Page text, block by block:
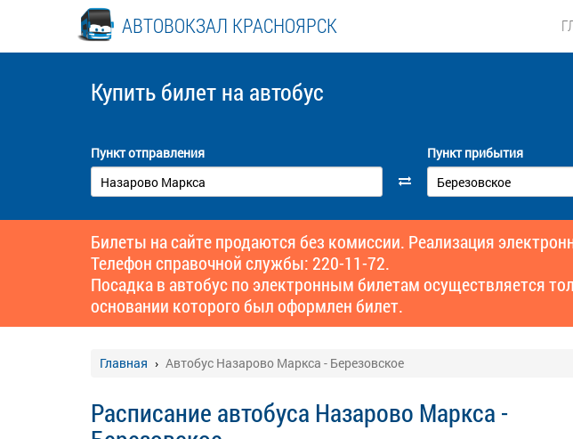
АВТОВОКЗАЛ КРАСНОЯРСК
Купить билет на автобус
Пункт отправления Пункт прибытия
Билеты на сайте продаются без комиссии. Реализация
Телефон справочной службы: 220-11-72.
Посадка в автобус по электронным билетам осуществляется
основании которого был оформлен билет.
Главная Автобус Назарово Маркса - Березовское
Расписание автобуса Назарово Маркса -